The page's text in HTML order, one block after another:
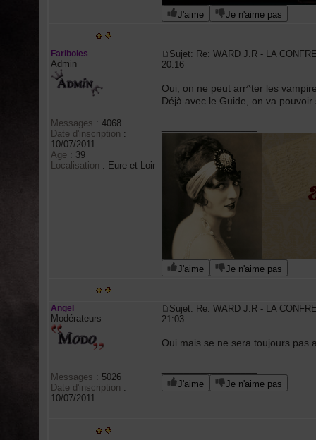
J'aime Je n'aime pas
Fariboles
Admin
Messages : 4068
Date d'inscription :
10/07/2011
Age : 39
Localisation : Eure et Loir
Sujet: Re: WARD J.R - LA
20:16
Oui, on ne peut arr^ter les
Déjà avec le Guide, on va
J'aime Je n'aime pas
Angel
Modérateurs
Messages : 5026
Date d'inscription :
10/07/2011
Sujet: Re: WARD J.R - LA
21:03
Oui mais se ne sera toujours pas
J'aime Je n'aime pas